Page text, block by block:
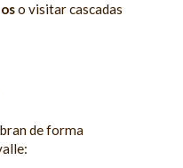
o visitar cascadas
de forma